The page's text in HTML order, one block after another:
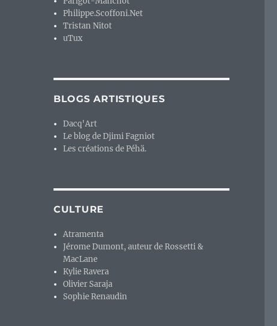
Philippe.Scoffoni.Net
Tristan Nitot
uTux
BLOGS ARTISTIQUES
Dacq'Art
Le blog de Djimi Fagniot
Les créations de Péhä.
CULTURE
Atramenta
Jérome Dumont, auteur de Rossetti &
MacLane
Kylie Ravera
Olivier Saraja
Sophie Renaudin